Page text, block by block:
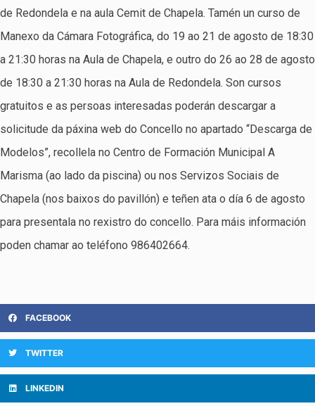
de Redondela e na aula Cemit de Chapela. Tamén un curso de
Manexo da Cámara Fotográfica, do 19 ao 21 de agosto de 18:30
a 21:30 horas na Aula de Chapela, e outro do 26 ao 28 de agosto
de 18:30 a 21:30 horas na Aula de Redondela. Son cursos
gratuitos e as persoas interesadas poderán descargar a
solicitude da páxina web do Concello no apartado “Descarga de
Modelos”, recollela no Centro de Formación Municipal A
Marisma (ao lado da piscina) ou nos Servizos Sociais de
Chapela (nos baixos do pavillón) e teñen ata o día 6 de agosto
para presentala no rexistro do concello. Para máis información
poden chamar ao teléfono 986402664.
FACEBOOK
TWITTER
LINKEDIN